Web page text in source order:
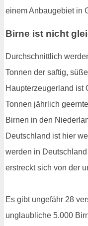
einem Anbaugebiet in
Birne ist nicht
Durchschnittlich
Tonnen der saftig,
Haupterzeugerland ist
Tonnen jährlich
Birnen in den
Deutschland ist hier
werden in
erstreckt sich von der
Es gibt ungefähr 28
unglaubliche 5.000